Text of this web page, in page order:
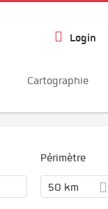
Login
Cartographie
Périmètre
50 km